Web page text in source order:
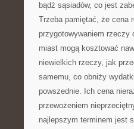
bądź sąsiadów, co jest
Trzeba pamiętać, że cena
przygotowywaniem rzeczy
miast mogą kosztować
niewielkich rzeczy, jak
samemu, co obniży
powszednie. Ich cena
przewożeniem
najlepszym terminem jest